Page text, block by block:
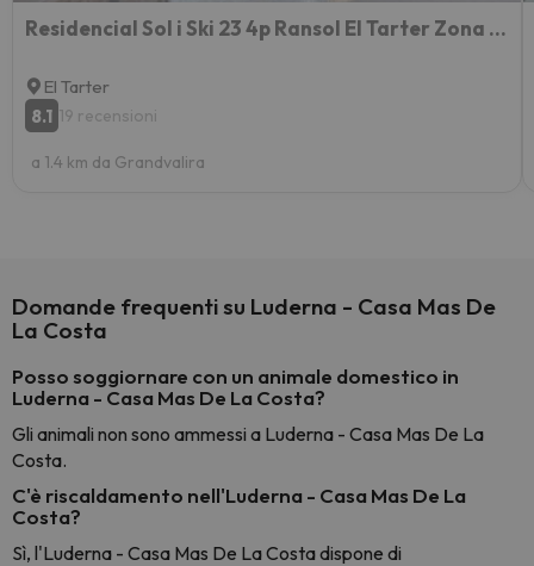
Residencial Sol i Ski 23 4p Ransol El Tarter Zona Grandvalira
El Tarter
8.1 19 recensioni
a 1.4 km da Grandvalira
Domande frequenti su Luderna - Casa Mas De
La Costa
Posso soggiornare con un animale domestico in
Luderna - Casa Mas De La Costa?
Gli animali non sono ammessi a Luderna - Casa Mas De La
Costa.
C'è riscaldamento nell'Luderna - Casa Mas De La
Costa?
Sì, l'Luderna - Casa Mas De La Costa dispone di